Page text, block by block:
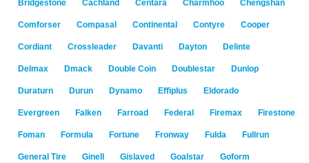
Bridgestone Cachland Centara Charmhoo Chengshan
Comforser Compasal Continental Contyre Cooper
Cordiant Crossleader Davanti Dayton Delinte
Delmax Dmack Double Coin Doublestar Dunlop
Duraturn Durun Dynamo Effiplus Eldorado
Evergreen Falken Farroad Federal Firemax Firestone
Foman Formula Fortune Fronway Fulda Fullrun
General Tire Ginell Gislaved Goalstar Goform